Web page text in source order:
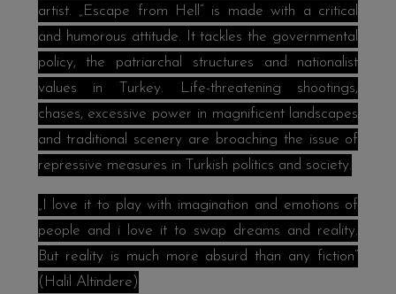
artist. „Escape from Hell“ is made with a critical
and humorous attitude. It tackles the governmental
policy, the patriarchal structures and nationalist
values in Turkey. Life-threatening shootings,
chases, excessive power in magnificent landscapes
and traditional scenery are broaching the issue of
repressive measures in Turkish politics and society.
„I love it to play with imagination and emotions of
people and i love it to swap dreams and reality.
But reality is much more absurd than any fiction“
(Halil Altindere)